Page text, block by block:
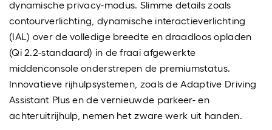
dynamische privacy-modus. Slimme details zoals
contourverlichting, dynamische interactieverlichting
(IAL) over de volledige breedte en draadloos opladen
(Qi 2.2-standaard) in de fraai afgewerkte
middenconsole onderstrepen de premiumstatus.
Innovatieve rijhulpsystemen, zoals de Adaptive Driving
Assistant Plus en de vernieuwde parkeer- en
achteruitrijhulp, nemen het zware werk uit handen.